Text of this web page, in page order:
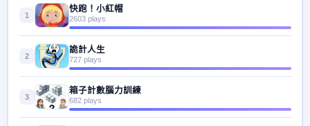
1
快跑！小紅帽
2603 plays
2
詭計人生
727 plays
3
箱子計數腦力訓練
682 plays